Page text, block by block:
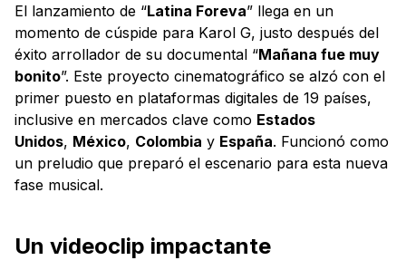
El lanzamiento de “Latina Foreva” llega en un
momento de cúspide para Karol G, justo después del
éxito arrollador de su documental “Mañana fue muy
bonito”. Este proyecto cinematográfico se alzó con el
primer puesto en plataformas digitales de 19 países,
inclusive en mercados clave como Estados
Unidos, México, Colombia y España. Funcionó como
un preludio que preparó el escenario para esta nueva
fase musical.
Un videoclip impactante